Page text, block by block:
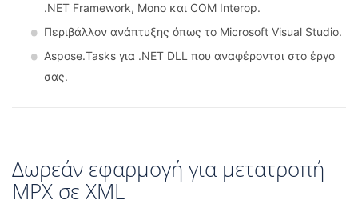
.NET Framework, Mono και COM Interop.
Περιβάλλον ανάπτυξης όπως το Microsoft Visual Studio.
Aspose.Tasks για .NET DLL που αναφέρονται στο έργο
σας.
Δωρεάν εφαρμογή για μετατροπή
MPX σε XML